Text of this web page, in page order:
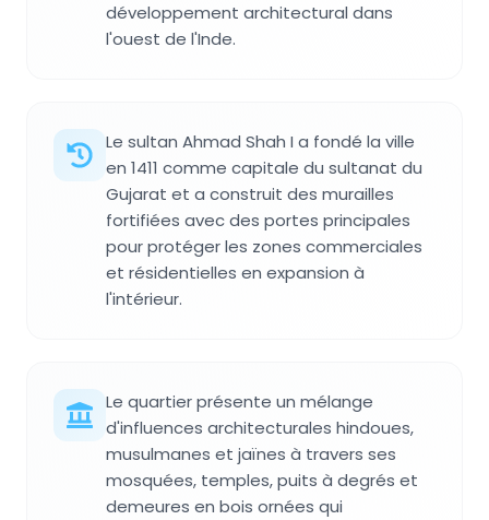
développement architectural dans
l'ouest de l'Inde.
Le sultan Ahmad Shah I a fondé la ville
en 1411 comme capitale du sultanat du
Gujarat et a construit des murailles
fortifiées avec des portes principales
pour protéger les zones commerciales
et résidentielles en expansion à
l'intérieur.
Le quartier présente un mélange
d'influences architecturales hindoues,
musulmanes et jaïnes à travers ses
mosquées, temples, puits à degrés et
demeures en bois ornées qui